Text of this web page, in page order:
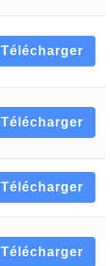
Télécharger
Télécharger
Télécharger
Télécharger